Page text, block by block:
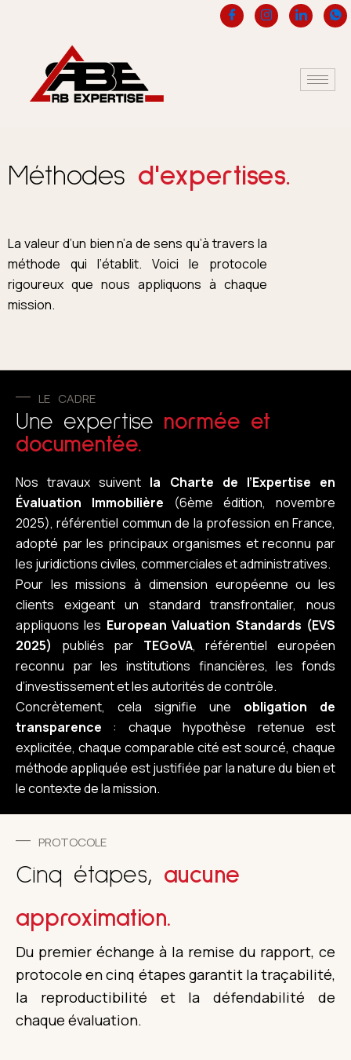
Méthodes d'expertises.
La valeur d’un bien n’a de sens qu’à travers la
méthode qui l’établit. Voici le protocole
rigoureux que nous appliquons à chaque
mission.
LE CADRE
Une expertise normée et
documentée.
Nos travaux suivent la Charte de l’Expertise en
Évaluation Immobilière (6ème édition, novembre
2025), référentiel commun de la profession en France,
adopté par les principaux organismes et reconnu par
les juridictions civiles, commerciales et administratives.
Pour les missions à dimension européenne ou les
clients exigeant un standard transfrontalier, nous
appliquons les European Valuation Standards (EVS
2025) publiés par TEGoVA, référentiel européen
reconnu par les institutions financières, les fonds
d’investissement et les autorités de contrôle.
Concrètement, cela signifie une obligation de
transparence : chaque hypothèse retenue est
explicitée, chaque comparable cité est sourcé, chaque
méthode appliquée est justifiée par la nature du bien et
le contexte de la mission.
PROTOCOLE
Cinq étapes, aucune
approximation.
Du premier échange à la remise du rapport, ce
protocole en cinq étapes garantit la traçabilité,
la reproductibilité et la défendabilité de
chaque évaluation.